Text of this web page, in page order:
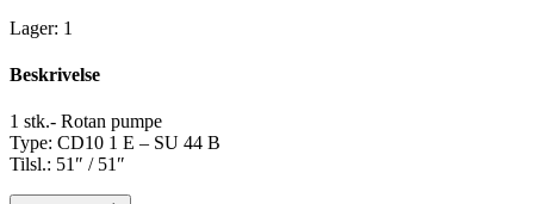
Lager: 1
Beskrivelse
1 stk.- Rotan pumpe
Type: CD10 1 E – SU 44 B
Tilsl.: 51″ / 51″